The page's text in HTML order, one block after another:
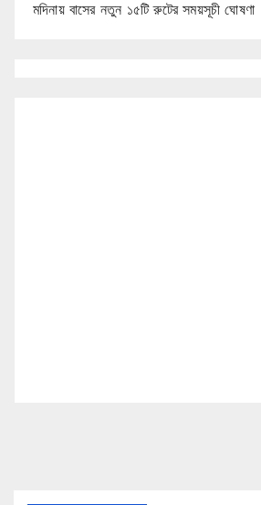
মদিনায় বাসের নতুন ১৫টি রুটের সময়সূচী ঘোষণা